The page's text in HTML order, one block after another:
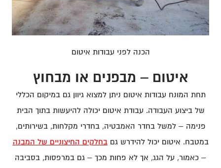
הכנה לפני עבודות איטום
איטום – מבפנים או מבחוץ
תחת המונח עבודות איטום ניתן למצוא גיוון גם במיקום הכללי
של ביצוע העבודה. עבודת איטום יכולה להיעשות בתוך הבית
פנימה – למשל בחדר האמבטיה, בחדרי מקלחות, בשירותים,
במטבח. איטום יכול להידרש גםבחלקים החיצוניים של המבנה
– כאמור, על הגג, אך לא פחות מכך – גם במרפסות, בסביבה